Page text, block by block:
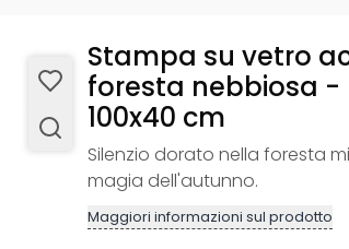
Stampa su vetro
foresta nebbiosa
100x40 cm
Silenzio dorato nella foresta
magia dell'autunno.
Maggiori informazioni sul prodotto